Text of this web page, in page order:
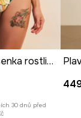
a pletené šňůrky
a regulace
Plavková podprsenka rostlinná
30 dnů před